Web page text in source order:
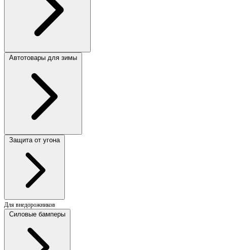
Автотовары для зимы
Защита от угона
Для внедорожников
Силовые бамперы